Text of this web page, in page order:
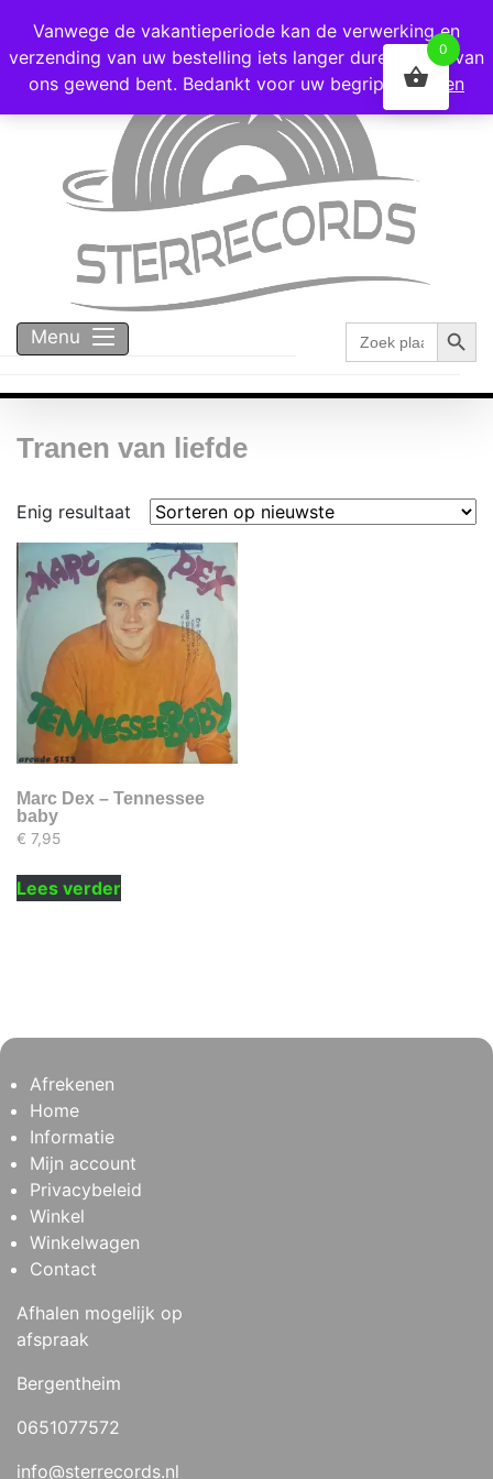
Voor 16:00 besteld = vandaag verzonden!
Menu
Zoek
naar:
Tranen van liefde
Enig resultaat
Marc Dex – Tennessee
baby
€ 7,95
Lees verder
Afrekenen
Home
Informatie
Mijn account
Privacybeleid
Winkel
Winkelwagen
Contact
Afhalen mogelijk op
afspraak
Bergentheim
0651077572
info@sterrecords.nl
Vanwege de vakantieperiode kan de verwerking en
verzending van uw bestelling iets langer duren dan u van
ons gewend bent. Bedankt voor uw begrip!
Negeren
0